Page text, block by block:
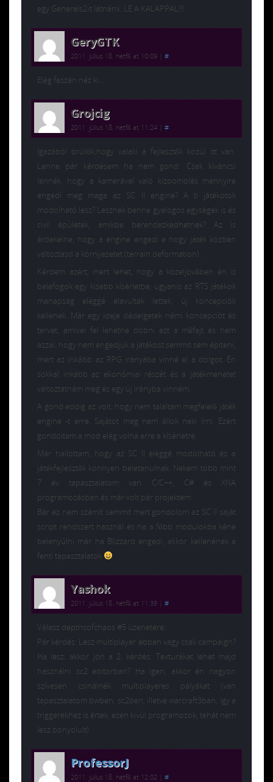
egy Generals2-t látnánk. LE A KALAPPAL!!!
GeryGTK
2011. július 18. hétfő at 10:09 #
Elég faszán néz ki…
Grojcig
2011. július 18. hétfő at 11:24 #
Igazából örülök,hogy valaki a fejlesztők közül itt van.
Lenne pár kérdésem ha nem gond: Csak kíváncsi
lennék, hogy a kamerával való kizoomolás mennyire
engedi meg maga az SC II engine? A ti játékotok
modolható lesz? Lesznek benne gyalogos egységek is és
civil épületek, amikbe berendezkedhetnek? Az is
érdekelne, hogy a engine engedi e hogy játék közben
változtasd a környezetet (terrain deformation).
Kérdem azért, mert lehet, hogy a közeljövőben én is
belefogok egy kisebb kísérletbe, ugyanis az RTS játékok
manapság eléggé elavultak lettek, új koncepciók
kellenek. Már egy ideje dédelgetek némi koncepciót és
tervet, amivel fel lehetne dobni ezt a műfajt és nem
azzal, hogy nem engedjük a játékost semmit sem építeni,
mert az inkább az RPG irányába vinné el a dolgot. Én
sokkal inkább az ekonómiai részét és a játékmenetet
változtatnám meg és egy új irányba vinném.
A gond eddig az volt, hogy nem találtam megfelelő játék
engine -t erre. Sajátot meg nem állok neki írni. Ezért
gondoltam a mod elég volna erre a kísérletre.
Már hallottam, hogy az SC II eléggé modolható és a
játékfejlesztők könnyen beletanulnak. Nekem több mint
7 év tapasztalatom van C/C++, C# és XNA
programozásban és már volt pár projektem
Bár ez nem számít semmit mert gondolom az SC II saját
script rendszert használ és ha a főbb modulokba kéne
belenyúlni már ha Blizzard engedi, akkor kellenének a
fenti tapasztalatok
Yashok
2011. július 18. hétfő at 11:39 #
Válasz depthsofchaos #5 üzenetére:
Pár kérdés: Lesz multiplayer ebben vagy csak campaign?
Ha lesz, akkor jön a 2. kérdés: Texturákat lehet majd
használni sc2 editorban? Ha igen, akkor én nagyon
szívesen csinálnék multiplayeres pályákat (van
tapasztalatom bwben, sc2ben, illetve warcraft3ban, így a
triggerekhez is értek, ezen kivül programozok, tehát nem
lesz bonyolult).
ProfessorJ
2011. július 18. hétfő at 12:02 #